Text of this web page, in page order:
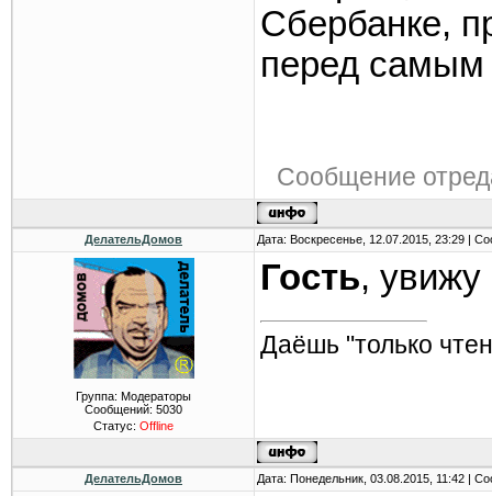
Сбербанке,
перед
Сообщение
ДелательДомов Дата: Воскресенье, 12.07.2015, 23:29 |
Группа: Модераторы
Сообщений: 5030
Статус: Offline
Гость,
Даёшь "только
ДелательДомов Дата: Понедельник, 03.08.2015, 11:42 |